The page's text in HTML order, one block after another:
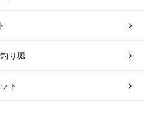
り堀
ト